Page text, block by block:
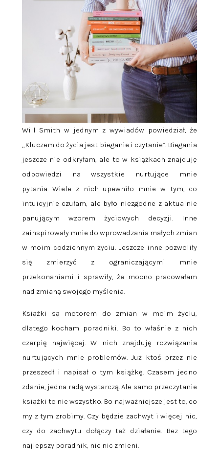
Will Smith w jednym z wywiadów powiedział, że
„Kluczem do życia jest bieganie i czytanie”. Biegania
jeszcze nie odkryłam, ale to w książkach znajduję
odpowiedzi na wszystkie nurtujące mnie
pytania. Wiele z nich upewniło mnie w tym, co
intuicyjnie czułam, ale było niezgodne z aktualnie
panującym wzorem życiowych decyzji. Inne
zainspirowały mnie do wprowadzania małych zmian
w moim codziennym życiu. Jeszcze inne pozwoliły
się zmierzyć z ograniczającymi mnie
przekonaniami i sprawiły, że mocno pracowałam
nad zmianą swojego myślenia.
Książki są motorem do zmian w moim życiu,
dlatego kocham poradniki. Bo to właśnie z nich
czerpię najwięcej. W nich znajduję rozwiązania
nurtujących mnie problemów. Już ktoś przez nie
przeszedł i napisał o tym książkę. Czasem jedno
zdanie, jedna radą wystarczą. Ale samo przeczytanie
książki to nie wszystko. Bo najważniejsze jest to, co
my z tym zrobimy. Czy będzie zachwyt i więcej nic,
czy do zachwytu dołączy też działanie. Bez tego
najlepszy poradnik, nie nic zmieni.